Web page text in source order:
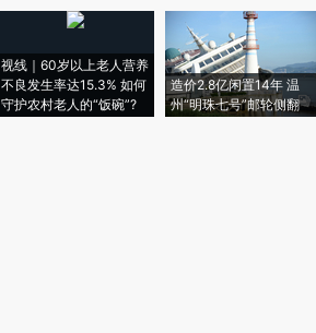
视线｜60岁以上老人营养
不良发生率达15.3% 如何
守护农村老人的“饭碗”?
造价2.8亿闲置14年 温
州“明珠七号”邮轮侧翻